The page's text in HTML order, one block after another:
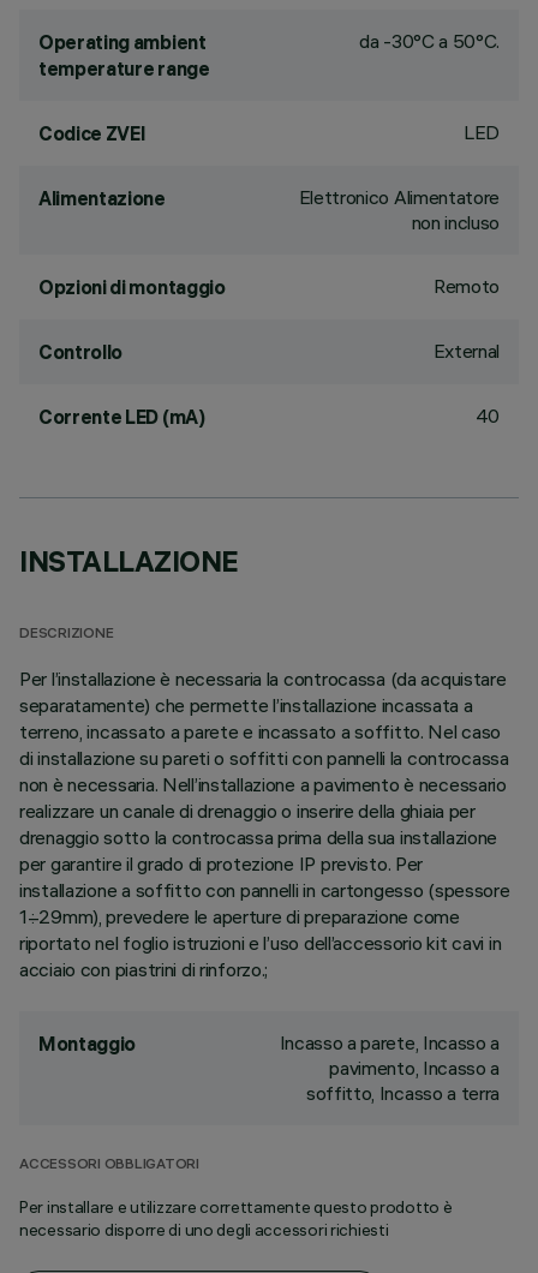
Operating ambient
temperature range
da -30°C a 50°C.
Codice ZVEI LED
Alimentazione
Elettronico Alimentatore
non incluso
Opzioni di montaggio Remoto
Controllo External
Corrente LED (mA) 40
INSTALLAZIONE
DESCRIZIONE
Per l’installazione è necessaria la controcassa (da acquistare
separatamente) che permette l’installazione incassata a
terreno, incassato a parete e incassato a soffitto. Nel caso
di installazione su pareti o soffitti con pannelli la controcassa
non è necessaria. Nell’installazione a pavimento è necessario
realizzare un canale di drenaggio o inserire della ghiaia per
drenaggio sotto la controcassa prima della sua installazione
per garantire il grado di protezione IP previsto. Per
installazione a soffitto con pannelli in cartongesso (spessore
1÷29mm), prevedere le aperture di preparazione come
riportato nel foglio istruzioni e l’uso dell’accessorio kit cavi in
acciaio con piastrini di rinforzo.;
Montaggio
Incasso a parete, Incasso a
pavimento, Incasso a
soffitto, Incasso a terra
ACCESSORI OBBLIGATORI
Per installare e utilizzare correttamente questo prodotto è
necessario disporre di uno degli accessori richiesti